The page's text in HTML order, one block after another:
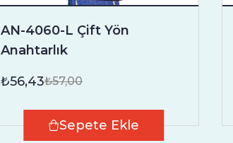
AN-4060-L Çift Yön
Anahtarlık
₺56,43₺57,00
Sepete Ekle